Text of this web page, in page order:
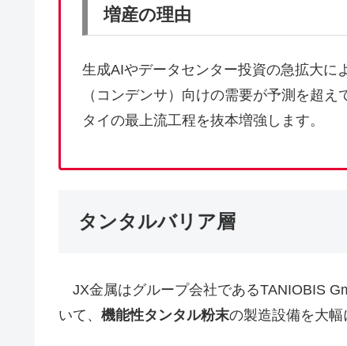
増産の理由
生成AIやデータセンター投資の急拡大に
（コンデンサ）向けの需要が予測を超
タイの最上流工程を抜本増強します。
タンタルバリア層
JX金属はグループ会社であるTANIOBIS
いて、 機能性タンタル粉末の製造設備を大幅